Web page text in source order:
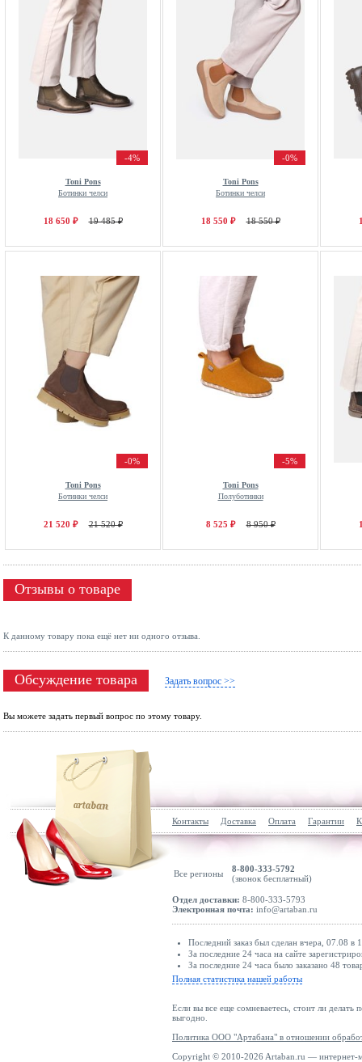
-4%
Toni Pons
Ботинки челси
18 650 ₽ 19 485 ₽
-0%
Toni Pons
Ботинки челси
18 550 ₽ 18 550 ₽
-0%
Toni Pons
Ботинки челси
21 520 ₽ 21 520 ₽
-5%
Toni Pons
Полуботинки
8 525 ₽ 8 950 ₽
Отзывы о товаре
К данному товару пока ещё нет ни одного отзыва.
Обсуждение товара Задать вопрос >>
Вы можете задать первый вопрос по этому товару.
Контакты Доставка Оплата Гарантии
Все регионы
8-800-333-5792
(звонок бесплатный)
Отдел доставки: 8-800-333-5793
Электронная почта: info@artaban.ru
Последний заказ был сделан вчера, 07.08
За последние 24 часа на сайте
За последние 24 часа было заказано 48
Полная статистика нашей работы
Если вы все еще сомневаетесь, стоит ли делать
выгодно.
Политика ООО "Артабана" в отношении
Copyright © 2010-2026 Artaban.ru — интернет-